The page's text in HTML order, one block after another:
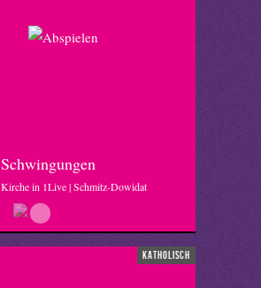
Schwingungen
Kirche in 1Live | Schmitz-Dowidat
katholisch